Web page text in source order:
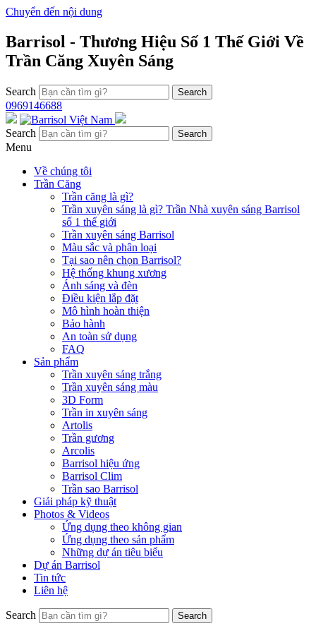
Chuyển đến nội dung
Barrisol - Thương Hiệu Số 1 Thế Giới Về
Trần Căng Xuyên Sáng
Search
0969146688
Search
Menu
Về chúng tôi
Trần Căng
Trần căng là gì?
Trần xuyên sáng là gì? Trần Nhà xuyên sáng Barrisol
số 1 thế giới
Trần xuyên sáng Barrisol
Màu sắc và phân loại
Tại sao nên chọn Barrisol?
Hệ thống khung xương
Ánh sáng và đèn
Điều kiện lắp đặt
Mô hình hoàn thiện
Bảo hành
An toàn sử dụng
FAQ
Sản phẩm
Trần xuyên sáng trắng
Trần xuyên sáng màu
3D Form
Trần in xuyên sáng
Artolis
Trần gương
Arcolis
Barrisol hiệu ứng
Barrisol Clim
Trần sao Barrisol
Giải pháp kỹ thuật
Photos & Videos
Ứng dụng theo không gian
Ứng dụng theo sản phẩm
Những dự án tiêu biểu
Dự án Barrisol
Tin tức
Liên hệ
Search